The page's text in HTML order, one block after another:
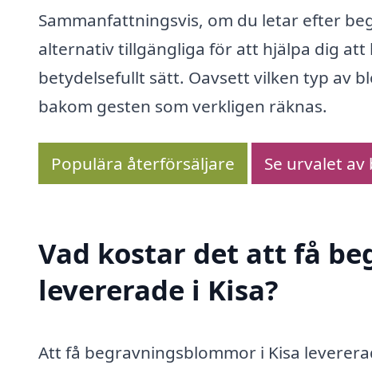
Sammanfattningsvis, om du letar efter
alternativ tillgängliga för att hjälpa dig att
betydelsefullt sätt. Oavsett vilken typ av
bakom gesten som verkligen räknas.
Populära återförsäljare Se urvalet
Vad kostar det att få
levererade i Kisa?
Att få begravningsblommor i Kisa